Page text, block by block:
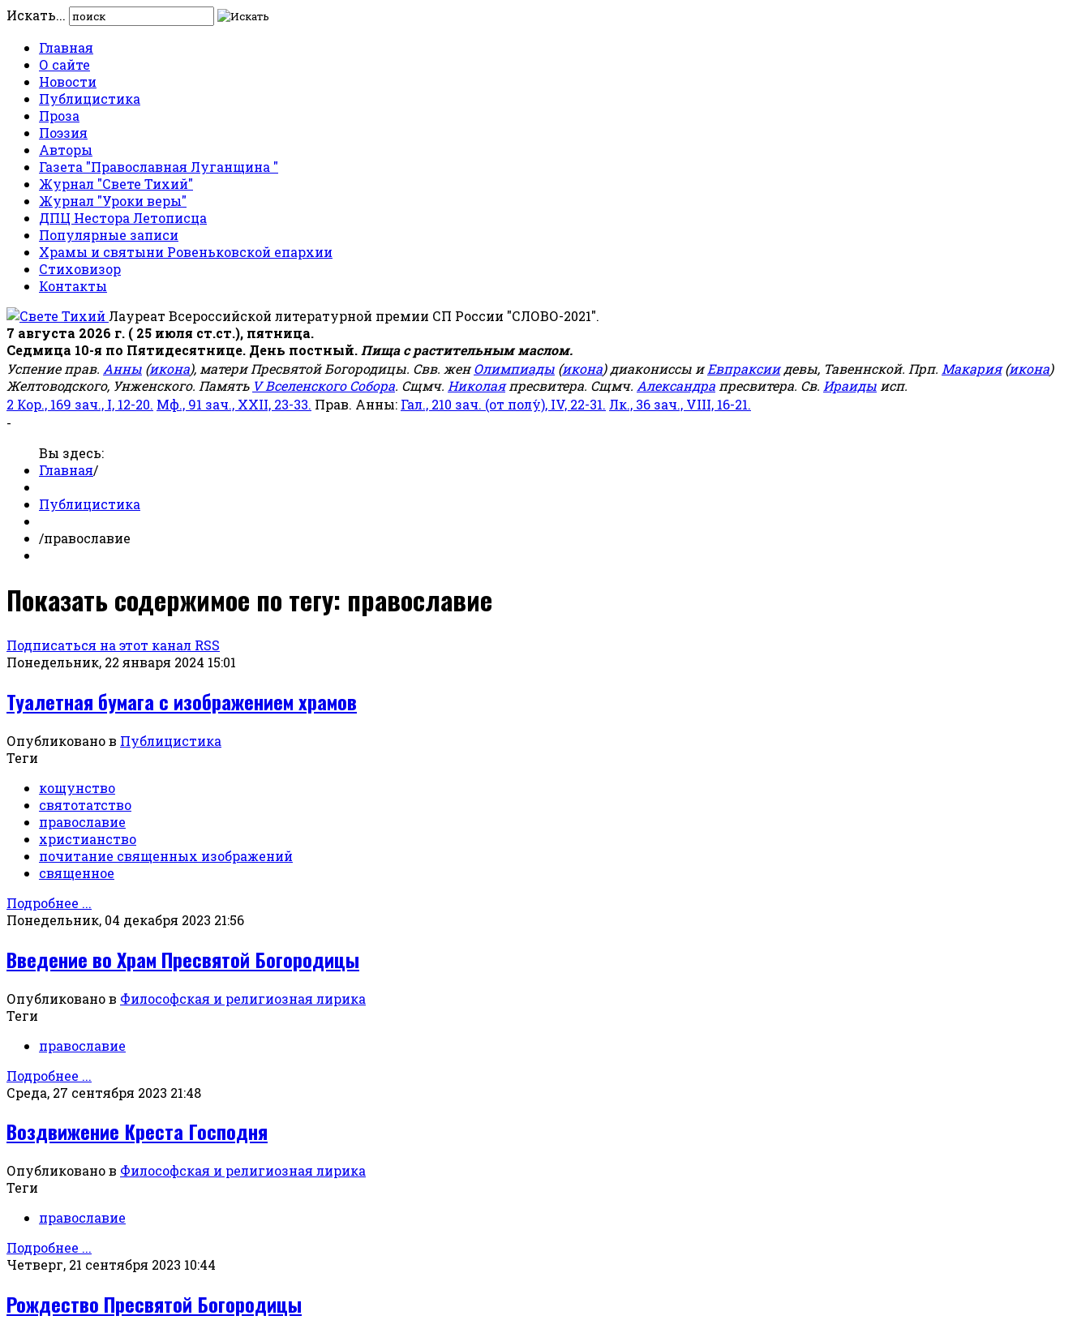
Искать...
Главная
О сайте
Новости
Публицистика
Проза
Поэзия
Авторы
Газета "Православная Луганщина "
Журнал "Свете Тихий"
Журнал "Уроки веры"
ДПЦ Нестора Летописца
Популярные записи
Храмы и святыни Ровеньковской епархии
Стиховизор
Контакты
Лауреат Всероссийской литературной премии СП России "СЛОВО-2021".
7 августа 2026 г. ( 25 июля ст.ст.), пятница.
Седмица 10-я по Пятидесятнице. День постный. Пища с растительным маслом.
Успение прав. Анны (икона), матери Пресвятой Богородицы. Свв. женОлимпиады (икона) диакониссы иЕвпраксиидевы, Тавеннской. Прп. Макария(икона)
Желтоводского, Унженского. Память V Вселенского Собора. Сщмч. Николаяпресвитера. Сщмч. Александра пресвитера. Св. Ираиды исп.
2 Кор., 169 зач., I, 12-20. Мф., 91 зач., XXII, 23-33. Прав. Анны: Гал., 210 зач. (от полу́), IV, 22-31. Лк., 36 зач., VIII, 16-21.
-
Вы здесь:
Главная/
Публицистика
/православие
Показать содержимое по тегу: православие
Подписаться на этот канал RSS
Понедельник, 22 января 2024 15:01
Туалетная бумага с изображением храмов
Опубликовано в Публицистика
Теги
кощунство
святотатство
православие
христианство
почитание священных изображений
священное
Подробнее ...
Понедельник, 04 декабря 2023 21:56
Введение во Храм Пресвятой Богородицы
Опубликовано в Философская и религиозная лирика
Теги
православие
Подробнее ...
Среда, 27 сентября 2023 21:48
Воздвижение Креста Господня
Опубликовано в Философская и религиозная лирика
Теги
православие
Подробнее ...
Четверг, 21 сентября 2023 10:44
Рождество Пресвятой Богородицы